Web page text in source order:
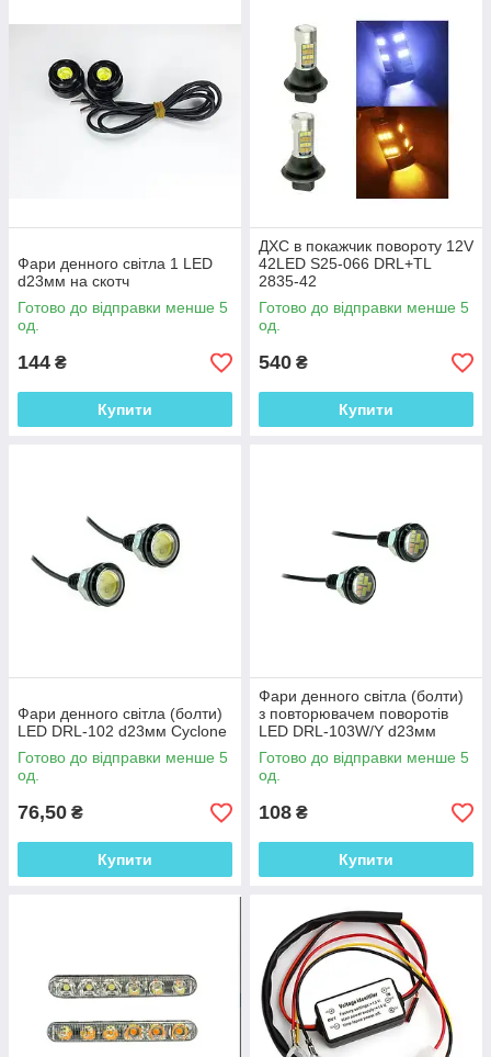
Фари денного світла 1 LED
d23мм на скотч
Готово до відправки менше 5
од.
144 ₴
Купити
ДХС в покажчик повороту 12V
42LED S25-066 DRL+TL
2835-42
Готово до відправки менше 5
од.
540 ₴
Купити
Фари денного світла (болти)
LED DRL-102 d23мм Cyclone
Готово до відправки менше 5
од.
76,50 ₴
Купити
Фари денного світла (болти)
з повторювачем поворотів
LED DRL-103W/Y d23мм
Готово до відправки менше 5
од.
108 ₴
Купити